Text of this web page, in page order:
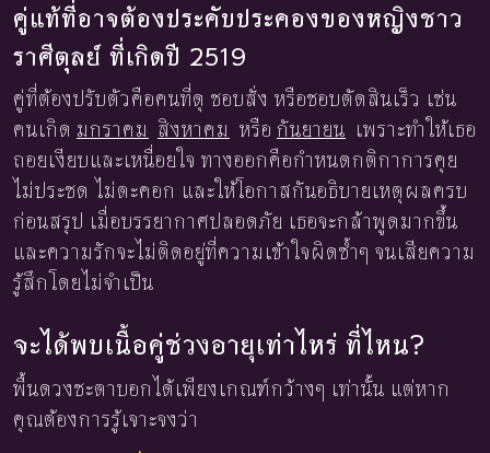
คู่แท้ที่อาจต้องประคับประคองของหญิงชาว
ราศีตุลย์ ที่เกิดปี 2519
คู่ที่ต้องปรับตัวคือคนที่ดุ ชอบสั่ง หรือชอบตัดสินเร็ว เช่น
คนเกิด มกราคม สิงหาคม หรือ กันยายน เพราะทำให้เธอ
ถอยเงียบและเหนื่อยใจ ทางออกคือกำหนดกติกาการคุย
ไม่ประชด ไม่ตะคอก และให้โอกาสกันอธิบายเหตุผลครบ
ก่อนสรุป เมื่อบรรยากาศปลอดภัย เธอจะกล้าพูดมากขึ้น
และความรักจะไม่ติดอยู่ที่ความเข้าใจผิดซ้ำๆ จนเสียความ
รู้สึกโดยไม่จำเป็น
จะได้พบเนื้อคู่ช่วงอายุเท่าไหร่ ที่ไหน?
พื้นดวงชะตาบอกได้เพียงเกณฑ์กว้างๆ เท่านั้น แต่หาก
คุณต้องการรู้เจาะจงว่า